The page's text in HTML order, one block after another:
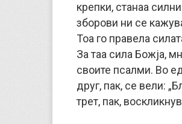
крепки, станаа
зборови ни се
Тоа го правела
За таа сила Божја,
своите псалми. Во
друг, пак, се вели:
трет, пак,